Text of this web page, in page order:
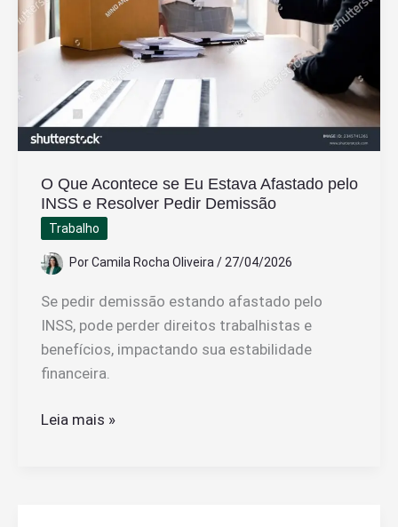
O Que Acontece se Eu Estava Afastado pelo
INSS e Resolver Pedir Demissão
Trabalho
PorCamila Rocha Oliveira / 27/04/2026
Se pedir demissão estando afastado pelo
INSS, pode perder direitos trabalhistas e
benefícios, impactando sua estabilidade
financeira.
O
Leia mais »